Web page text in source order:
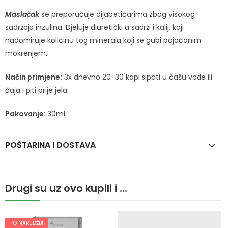
Maslačakse preporučuje dijabetičarima zbog visokog
sadržaja inzulina. Djeluje diuretički a sadrži i kalij, koji
nadomiruje količinu tog minerala koji se gubi pojačanim
mokrenjem.
Način primjene: 3x dnevno 20-30 kapi sipati u čašu vode ili
čaja i piti prije jela.
Pakovanje: 30ml.
POŠTARINA I DOSTAVA
Drugi su uz ovo kupili i ...
PO NARUDŽBI